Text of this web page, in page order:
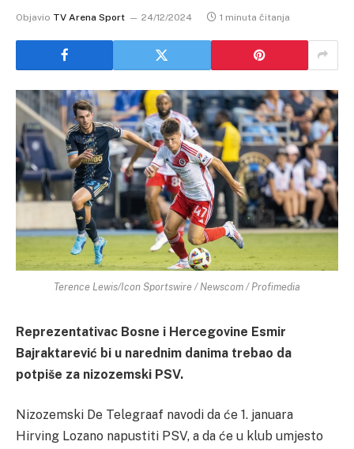
Objavio TV Arena Sport 24/12/2024 1 minuta čitanja
Terence Lewis/Icon Sportswire / Newscom / Profimedia
Reprezentativac Bosne i Hercegovine Esmir
Bajraktarević bi u narednim danima trebao da
potpiše za nizozemski PSV.
Nizozemski De Telegraaf navodi da će 1. januara
Hirving Lozano napustiti PSV, a da će u klub umjesto